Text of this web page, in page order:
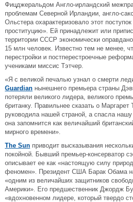
Фицджеральдом Англо-ирландский
проблемам Северной Ирландии, англо-
Ольстера охарактеризовало этот
проституцию». Ей принадлежит или
территории СССР экономически
15 млн человек. Известно тем не менее,
перестройки и постперестроечные
учениками миссис Тэтчер.
«Я с великой печалью узнал о смерти
Guardian нынешнего премьера страны
потеряли великого лидера, великого
британку. Правильнее сказать о Маргарет
руководила нашей страной, а спасла
она запомнится как величайший
мирного времени».
The Sun приводит высказывания
покойной. Бывший премьер-консерватор
описывает ее как «настоящую силу
феномен». Президент США Барак Обама
«одним из величайших защитников
Америки». Его предшественник Джордж
«вдохновенном лидере, который твердо